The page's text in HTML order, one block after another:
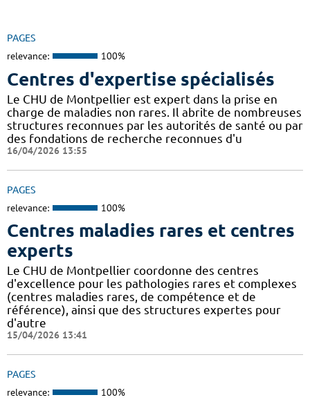
PAGES
relevance: 100%
Centres d'expertise spécialisés
Le CHU de Montpellier est expert dans la prise en
charge de maladies non rares. Il abrite de nombreuses
structures reconnues par les autorités de santé ou par
des fondations de recherche reconnues d'u
16/04/2026 13:55
PAGES
relevance: 100%
Centres maladies rares et centres
experts
Le CHU de Montpellier coordonne des centres
d'excellence pour les pathologies rares et complexes
(centres maladies rares, de compétence et de
référence), ainsi que des structures expertes pour
d'autre
15/04/2026 13:41
PAGES
relevance: 100%